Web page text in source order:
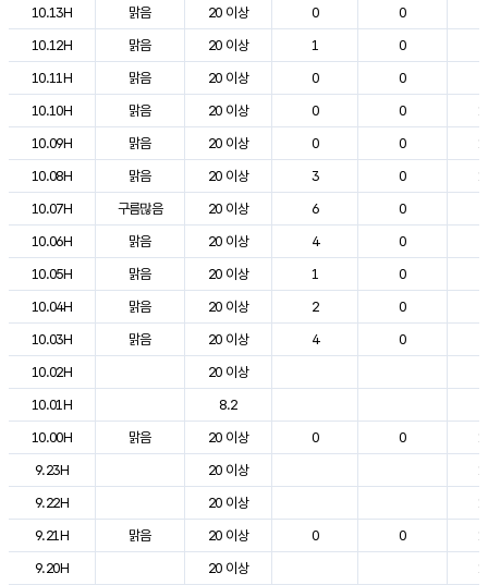
10.13H
맑음 20 이상 0 0
10.12H
맑음 20 이상 1 0
10.11H
맑음 20 이상 0 0
10.10H
맑음 20 이상 0 0
10.09H
맑음 20 이상 0 0
10.08H
맑음 20 이상 3 0
10.07H
구름많음 20 이상 6 0
10.06H
맑음 20 이상 4 0
10.05H
맑음 20 이상 1 0
10.04H
맑음 20 이상 2 0
10.03H
맑음 20 이상 4 0
10.02H
20 이상
10.01H
8.2
10.00H
맑음 20 이상 0 0
9.23H
20 이상
9.22H
20 이상
9.21H
맑음 20 이상 0 0
9.20H
20 이상